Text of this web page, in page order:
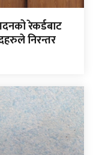
रेकर्डबाट
निरन्तर